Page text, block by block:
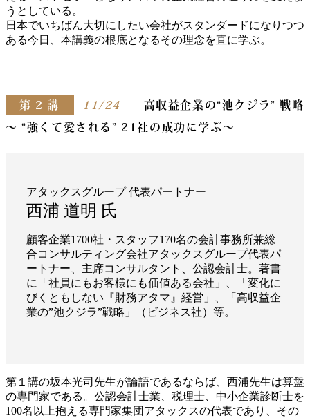
うとしている。
日本でいちばん大切にしたい会社がスタンダードになりつつ
ある今日、本講義の根底となるその理念を直に学ぶ。
第 2 講 11/24
高収益企業の“池クジラ” 戦略
～ “強くて愛される” 21社の成功に学ぶ～
アタックスグループ 代表パートナー
西浦 道明 氏
顧客企業1700社・スタッフ170名の会計事務所兼総
合コンサルティング会社アタックスグループ代表パ
ートナー、主席コンサルタント、公認会計士。著書
に「社員にもお客様にも価値ある会社」、「変化に
びくともしない『財務アタマ』経営」、「高収益企
業の”池クジラ”戦略」（ビジネス社）等。
第１講の坂本光司先生が論語であるならば、西浦先生は算盤
の専門家である。公認会計士業、税理士、中小企業診断士を
100名以上抱える専門家集団アタックスの代表であり、その